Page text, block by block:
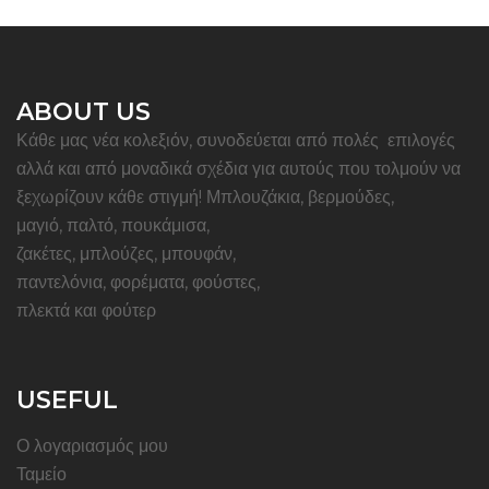
ABOUT US
Κάθε μας νέα κολεξιόν, συνοδεύεται από πολές επιλογές
αλλά και από μοναδικά σχέδια για αυτούς που τολμούν να
ξεχωρίζουν κάθε στιγμή! Μπλουζάκια, βερμούδες,
μαγιό, παλτό, πουκάμισα,
ζακέτες, μπλούζες, μπουφάν,
παντελόνια, φορέματα, φούστες,
πλεκτά και φούτερ
USEFUL
Ο λογαριασμός μου
Ταμείο